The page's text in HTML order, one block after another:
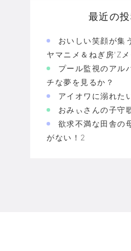
最近の
おいしい笑顔が集
ヤマニメ＆ねぎ房'Z
プール監視のアル
チな夢を見るか？
アイオワに溺れた
おみぃさんの子守
欲求不満な田舎の
がない！2